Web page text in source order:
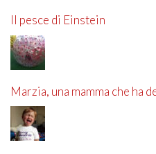
Il pesce di Einstein
Marzia, una mamma che ha